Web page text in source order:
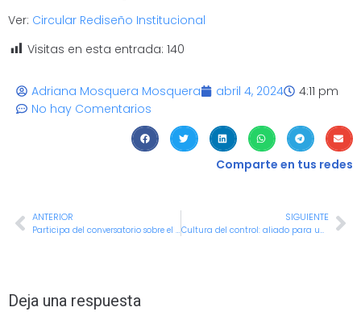
Ver: Circular Rediseño Institucional
Visitas en esta entrada: 140
Adriana Mosquera Mosquera abril 4, 2024
4:11 pm
No hay Comentarios
Comparte en tus redes
ANTERIOR SIGUIENTE
Deja una respuesta